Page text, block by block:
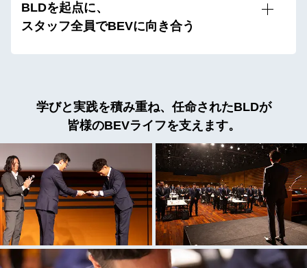
BLDを起点に、
スタッフ全員でBEVに向き合う
学びと実践を積み重ね、任命されたBLDが
皆様のBEVライフを支えます。